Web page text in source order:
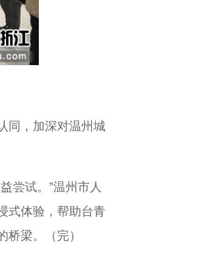
，加深对温州城
尝试。”温州市人
式体验，帮助台青
梁。（完）